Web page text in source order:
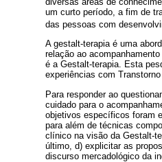
um curto período, a fim de
das pessoas com
A gestalt-terapia é uma
relação ao
é a Gestalt-terapia. Esta
experiências com
Para responder ao
cuidado para o
objetivos específicos foram
para além de técnicas
clínico na visão da Gestalt-
último, d) explicitar as
discurso mercadológico da